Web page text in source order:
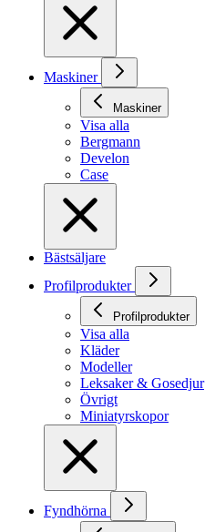
Maskiner
Maskiner
Visa alla
Bergmann
Develon
Case
Bästsäljare
Profilprodukter
Profilprodukter
Visa alla
Kläder
Modeller
Leksaker & Gosedjur
Övrigt
Miniatyrskopor
Fyndhörna